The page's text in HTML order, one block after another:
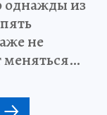
однажды из
не
меняться…